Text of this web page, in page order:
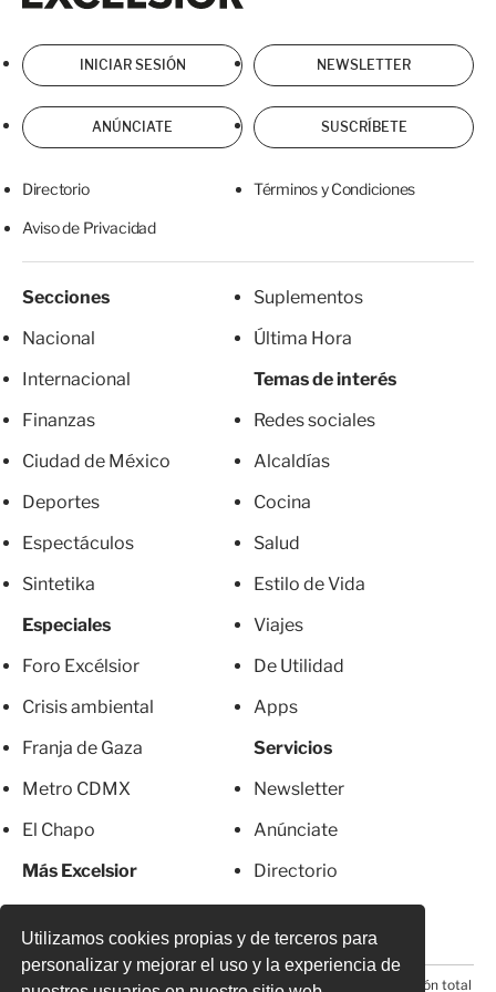
Utilizamos cookies propias y de terceros para
personalizar y mejorar el uso y la experiencia de
INICIAR SESIÓN NEWSLETTER
ANÚNCIATE SUSCRÍBETE
Directorio Términos y Condiciones
Aviso de Privacidad
Secciones
Nacional
Internacional
Finanzas
Ciudad de México
Deportes
Espectáculos
Sintetika
Especiales
Foro Excélsior
Crisis ambiental
Franja de Gaza
Metro CDMX
El Chapo
Más Excelsior
Suplementos
Última Hora
Temas de interés
Redes sociales
Alcaldías
Cocina
Salud
Estilo de Vida
Viajes
De Utilidad
Apps
Servicios
Newsletter
Anúnciate
Directorio
© 2026 Todos los derechos reservados. Prohibida la reproducción total